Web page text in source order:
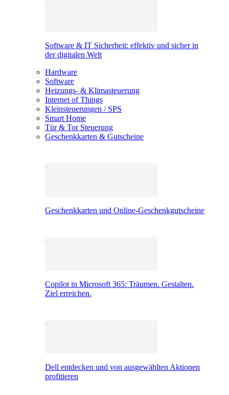
Software & IT Sicherheit: effektiv und sicher in
der digitalen Welt
Hardware
Software
Heizungs- & Klimasteuerung
Internet of Things
Kleinsteuerungen / SPS
Smart Home
Tür & Tor Steuerung
Geschenkkarten & Gutscheine
Geschenkkarten und Online-Geschenkgutscheine
Copilot in Microsoft 365: Träumen. Gestalten.
Ziel erreichen.
Dell entdecken und von ausgewählten Aktionen
profitieren